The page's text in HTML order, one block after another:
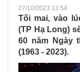
27/10/2023 13:54
Tối mai, vào
(TP Hạ Long)
60 năm Ngày
(1963 - 2023).